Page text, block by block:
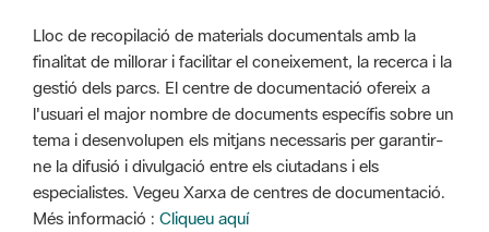
Lloc de recopilació de materials documentals amb la
finalitat de millorar i facilitar el coneixement, la recerca i la
gestió dels parcs. El centre de documentació ofereix a
l'usuari el major nombre de documents específis sobre un
tema i desenvolupen els mitjans necessaris per garantir-
ne la difusió i divulgació entre els ciutadans i els
especialistes. Vegeu Xarxa de centres de documentació.
Més informació : Cliqueu aquí